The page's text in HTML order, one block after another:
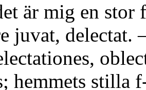
är mig en stor
juvat,
hemmets stilla